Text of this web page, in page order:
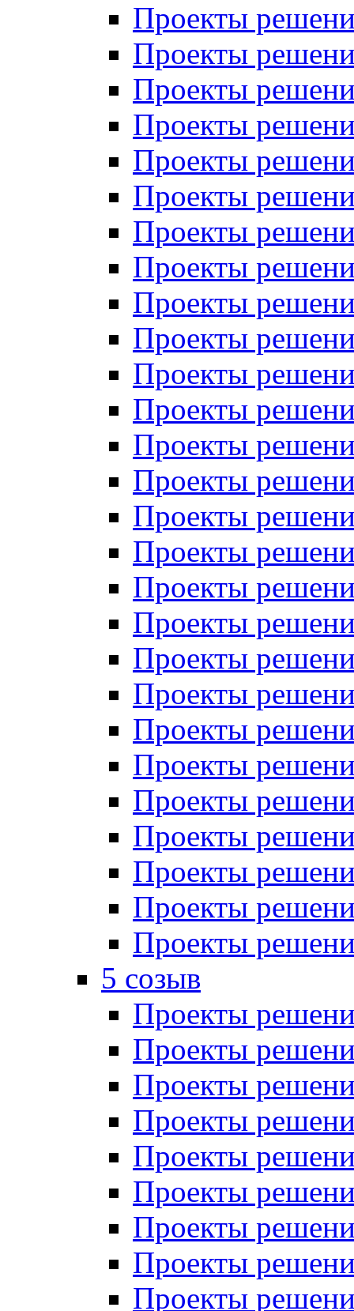
Проекты
Проекты
Проекты
Проекты
Проекты
Проекты
Проекты
Проекты
Проекты
Проекты
Проекты
Проекты
Проекты
Проекты
Проекты
Проекты
Проекты
Проекты
Проекты
Проекты
Проекты
Проекты
Проекты
Проекты
Проекты
Проекты
Проекты
5 созыв
Проекты
Проекты
Проекты
Проекты
Проекты
Проекты
Проекты
Проекты
Проекты